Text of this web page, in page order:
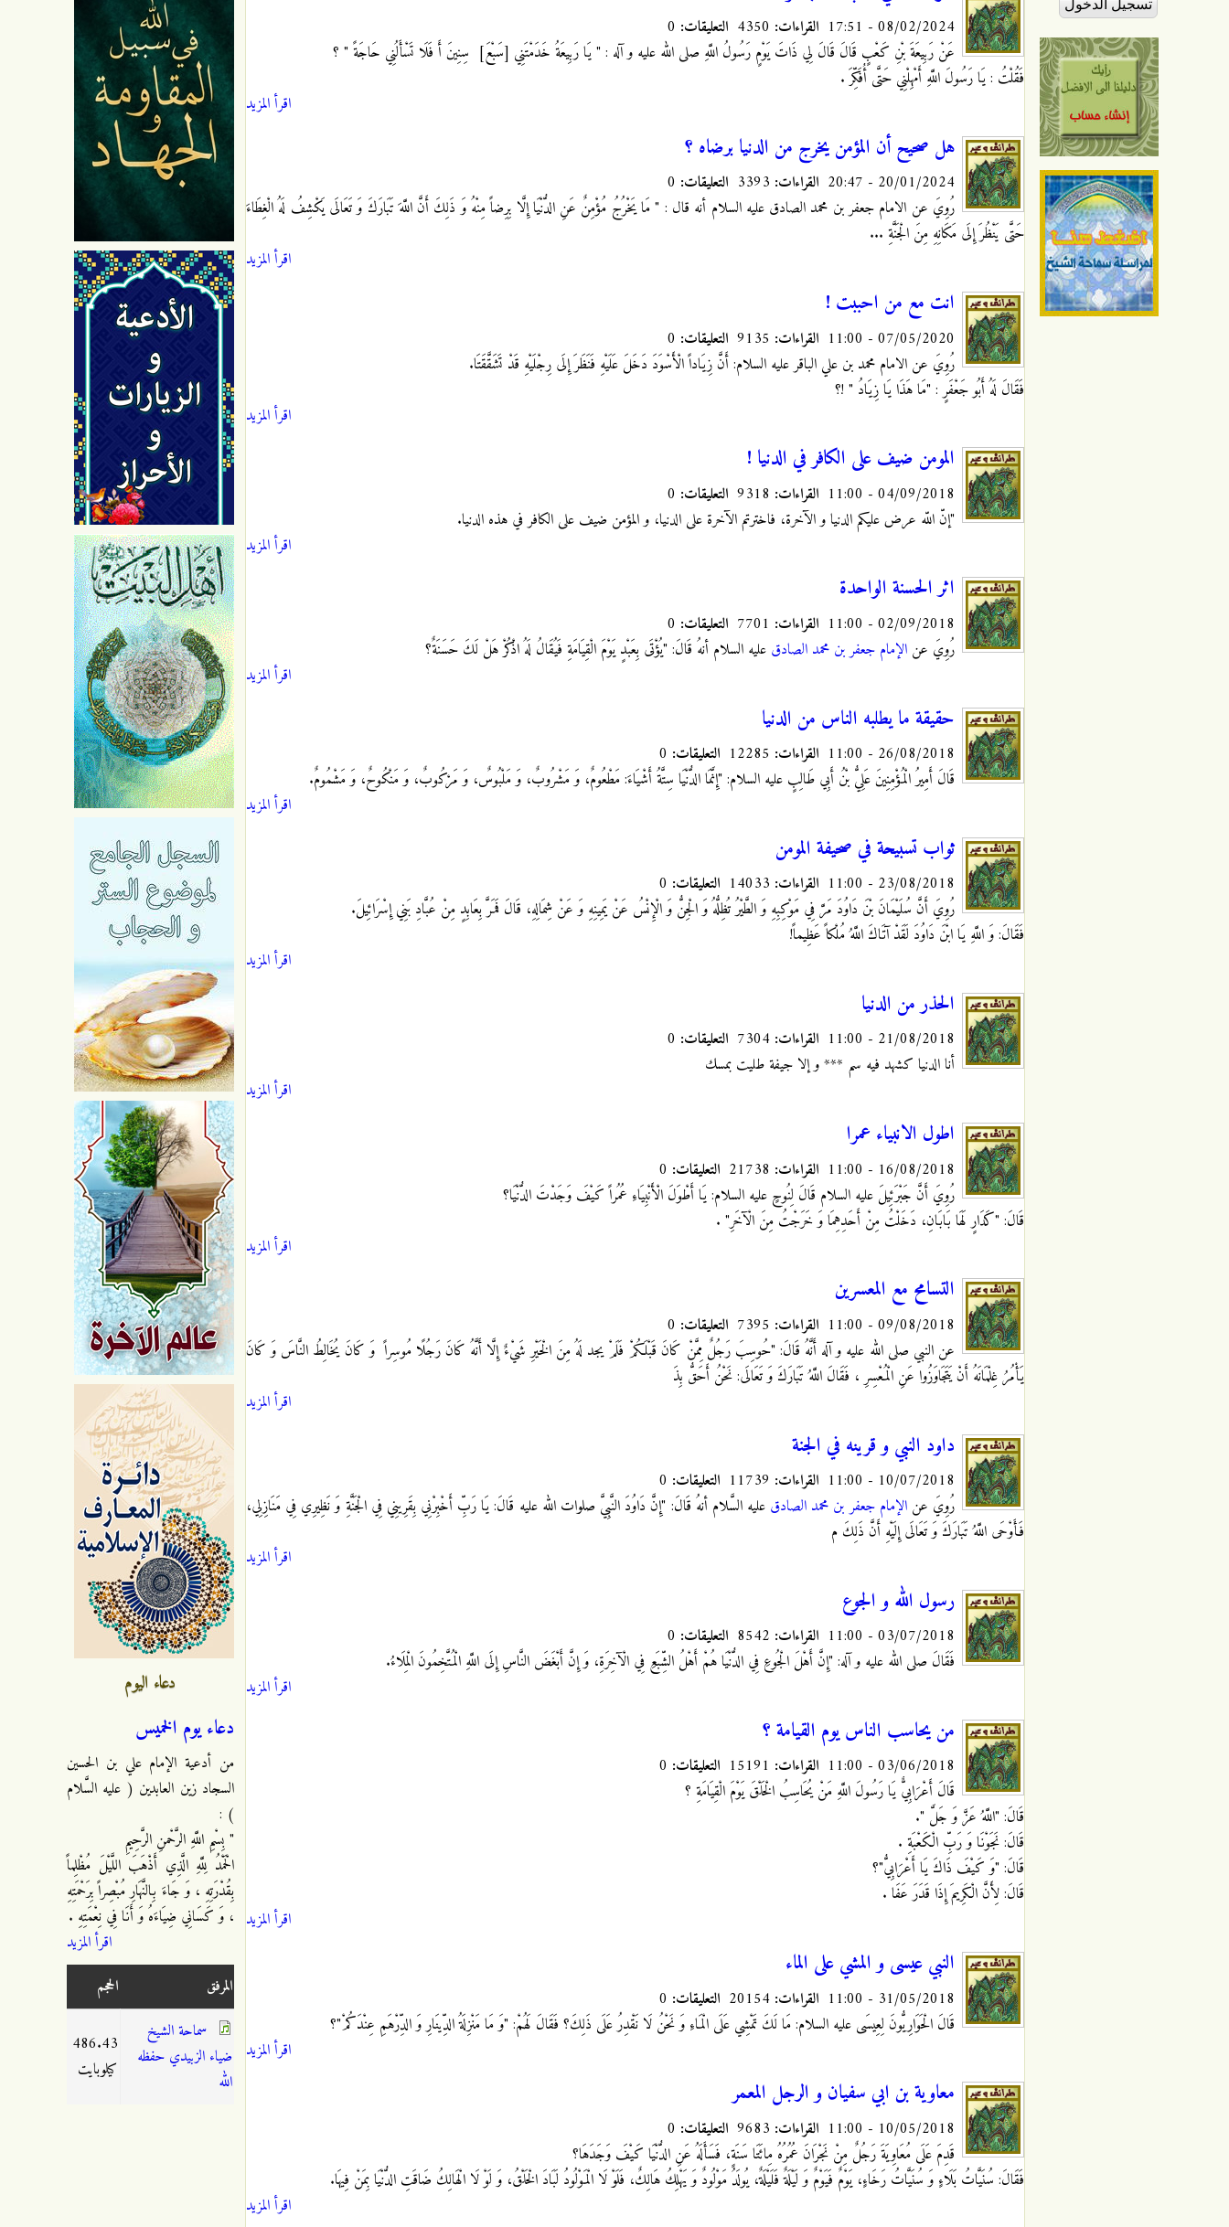
08/02/2024 - 17:51 القراءات: التعليقات:
عَنْ رَبِيعَةَ بْنِ كَعْبٍ قَالَ‏ قَالَ لِي ذَاتَ يَوْمٍ رَسُولُ اللَّهِ صلى الله عليه و آله : " يَا رَبِيعَةُ خَدَمْتَنِي [سَبْعَ‏] سِنِينَ أَ فَلَا تَسْأَلُنِي حَاجَةً " ؟
فَقُلْتُ : يَا رَسُولَ اللَّهِ أَمْهِلْنِي حَتَّى أُفَكِّرَ .
اقرأ المزيد
هل صحيح أن المؤمن يخرج من الدنيا برضاه ؟
20/01/2024 - 20:47 القراءات: التعليقات:
رُوِيَ عن الامام جعفر بن محمد الصادق عليه السلام أنه قال : " مَا يَخْرُجُ مُؤْمِنٌ عَنِ الدُّنْيَا إِلَّا بِرِضاً مِنْهُ وَ ذَلِكَ أَنَّ اللَّهَ تَبَارَكَ وَ تَعَالَى يَكْشِفُ لَهُ الْغِطَاءَ
حَتَّى يَنْظُرَ إِلَى مَكَانِهِ مِنَ الْجَنَّةِ ...
اقرأ المزيد
انت مع من احببت !
07/05/2020 - 11:00 القراءات: التعليقات:
رُوِيَ عن الامام محمد بن علي الباقر عليه السلام: أَنَّ زِيَاداً الْأَسْوَدَ دَخَلَ عَلَيْهِ فَنَظَرَ إِلَى رِجْلَيْهِ قَدْ تَشَقَّقَتَا.
فَقَالَ لَهُ أَبُو جَعْفَرٍ : "مَا هَذَا يَا زِيَادُ " !؟
اقرأ المزيد
المومن ضيف على الكافر في الدنيا !
04/09/2018 - 11:00 القراءات: التعليقات:
"إنّ اللّه عرض عليكم الدنيا و الآخرة، فاخترتم الآخرة على الدنيا، و المؤمن ضيف على الكافر في هذه الدنيا.
اقرأ المزيد
اثر الحسنة الواحدة
02/09/2018 - 11:00 القراءات: التعليقات:
رُوِيَ عن الإمام جعفر بن محمد الصادق عليه السلام أنهُ قَالَ: "يُؤْتَى بِعَبْدٍ يَوْمَ الْقِيَامَةِ فَيُقَالُ لَهُ اذْكُرْ هَلْ لَكَ حَسَنَةٌ؟
اقرأ المزيد
حقيقة ما يطلبه الناس من الدنيا
26/08/2018 - 11:00 القراءات: التعليقات:
قَالَ أَمِيرُ الْمُؤْمِنِينَ عَلِيُّ بْنُ أَبِي طَالِبٍ عليه السلام:‏ "إِنَّمَا الدُّنْيَا سِتَّةُ أَشْيَاءَ: مَطْعُومٌ، وَ مَشْرُوبٌ، وَ مَلْبُوسٌ، وَ مَرْكُوبٌ، وَ مَنْكُوحٌ، وَ مَشْمُومٌ.
اقرأ المزيد
ثواب تسبيحة في صحيفة المومن
23/08/2018 - 11:00 القراءات: التعليقات:
رُوِيَ‏ أَنَّ سُلَيْمَانَ بْنَ دَاوُدَ مَرَّ فِي مَوْكِبِهِ وَ الطَّيْرُ تُظِلُّهُ وَ الْجِنُّ وَ الْإِنْسُ عَنْ يَمِينِهِ وَ عَنْ شِمَالِهِ، قَالَ فَمَرَّ بِعَابِدٍ مِنْ عُبَّادِ بَنِي إِسْرَائِيلَ.
فَقَالَ: وَ اللَّهِ يَا ابْنَ دَاوُدَ لَقَدْ آتَاكَ اللَّهُ مُلْكاً عَظِيماً!
اقرأ المزيد
الحذر من الدنيا
21/08/2018 - 11:00 القراءات: التعليقات:
أنا الدنيا كشهد فيه سم *** و إلا جيفة طليت بمسك
اقرأ المزيد
اطول الانبياء عمرا
16/08/2018 - 11:00 القراءات: التعليقات:
رُوِيَ‏ أَنَّ جَبْرَئِيلَ عليه السلام قَالَ لِنُوحٍ عليه السلام: يَا أَطْوَلَ الْأَنْبِيَاءِ عُمُراً كَيْفَ وَجَدْتَ الدُّنْيَا؟
قَالَ: "كَدَارٍ لَهَا بَابَانِ، دَخَلْتُ مِنْ أَحَدِهِمَا وَ خَرَجْتُ مِنَ الْآخَرِ" .
اقرأ المزيد
التسامح مع المعسرين
09/08/2018 - 11:00 القراءات: التعليقات:
عن النبي صلى الله عليه و آله أَنَّهُ قَالَ:‏ "حُوسِبَ رَجُلٌ مِمَّنْ كَانَ قَبْلَكُمْ فَلَمْ يجد لَهُ مِنَ الْخَيْرِ شَيْ‏ءٌ إِلَّا أَنَّهُ كَانَ رَجُلًا مُوسِراً وَ كَانَ يُخَالِطُ النَّاسَ وَ كَانَ
يَأْمُرُ غِلْمَانَهُ أَنْ يَتَجَاوَزُوا عَنِ الْمُعْسِرِ ، فَقَالَ اللَّهُ تَبَارَكَ وَ تَعَالَى: نَحْنُ أَحَقُّ بِذَ
اقرأ المزيد
داود النبي و قرينه في الجنة
10/07/2018 - 11:00 القراءات: التعليقات:
رُوِيَ عنالإمام جعفر بن محمد الصادق عليه السَّلام أنهُ قَالَ: "إِنَّ دَاوُدَ النَّبِيَّ صلوات الله عليه‏ قَالَ: يَا رَبِّ أَخْبِرْنِي بِقَرِينِي فِي الْجَنَّةِ وَ نَظِيرِي فِي مَنَازِلِي،
فَأَوْحَى اللَّهُ تَبَارَكَ وَ تَعَالَى إِلَيْهِ أَنَّ ذَلِكَ م
اقرأ المزيد
رسول الله و الجوع
03/07/2018 - 11:00 القراءات: التعليقات:
فَقَالَ صلى الله عليه و آله: "إِنَّ أَهْلَ الْجُوعِ فِي الدُّنْيَا هُمْ أَهْلُ الشِّبَعِ فِي الْآخِرَةِ، وَ إِنَّ أَبْغَضَ النَّاسِ إِلَى اللَّهِ الْمُتَّخِمُونَ‏ الْمِلَاءُ.
اقرأ المزيد
من يحاسب الناس يوم القيامة ؟
03/06/2018 - 11:00 القراءات: التعليقات:
قَالَ أَعْرَابِيٌّ يَا رَسُولَ اللَّهِ مَنْ يُحَاسِبُ الْخَلْقَ يَوْمَ الْقِيَامَةِ ؟
قَالَ: "اللَّهُ عَزَّ وَ جَلَّ ".
قَالَ: نَجَوْنَا وَ رَبِّ الْكَعْبَةِ .
قَالَ: "وَ كَيْفَ ذَاكَ يَا أَعْرَابِيُّ"؟
قَالَ: لِأَنَّ الْكَرِيمَ إِذَا قَدَرَ عَفَا .
اقرأ المزيد
النبي عيسى و المشي على الماء
31/05/2018 - 11:00 القراءات: التعليقات:
قَالَ الْحَوَارِيُّونَ لِعِيسَى عليه السلام: مَا لَكَ تَمْشِي عَلَى الْمَاءِ وَ نَحْنُ لَا نَقْدِرُ عَلَى ذَلِكَ؟ فَقَالَ لَهُمْ: "وَ مَا مَنْزِلَةُ الدِّينَارِ وَ الدِّرْهَمِ عِنْدَكُمْ"؟
اقرأ المزيد
معاوية بن ابي سفيان و الرجل المعمر
10/05/2018 - 11:00 القراءات: التعليقات:
قَدِمَ عَلَى مُعَاوِيَةَ رَجُلٌ مِنْ نَجْرَانَ عُمُرُهُ مِائَتَا سَنَةٍ، فَسَأَلَهُ عَنِ الدُّنْيَا كَيْفَ وَجَدَهَا؟
فَقَالَ: سُنَيَّاتُ بَلَاءٍ وَ سُنَيَّاتُ رَخَاءٍ، يَوْمٌ فَيَوْمٌ وَ لَيْلَةٌ فَلَيْلَةٌ، يُولَدُ مَوْلُودٌ وَ يَهْلِكُ هَالِكٌ، فَلَوْ لَا الْمَوْلُودُ لَبَادَ الْخَلْقُ، وَ لَوْ لَا الْهَالِكُ ضَاقَتِ الدُّنْيَا بِمَنْ فِيهَا.
اقرأ المزيد
دعاء اليوم
دعاء يوم الخميس
من أدعية الإمام علي بن الحسين
السجاد زين العابدين ( عليه السَّلام
) :
" بِسْمِ اللَّهِ الرَّحْمنِ الرَّحِيمِ
الْحَمْدُ لِلَّهِ الَّذِي أَذْهَبَ اللَّيْلَ مُظْلِماً
بِقُدْرَتِهِ ، وَ جَاءَ بِالنَّهَارِ مُبْصِراً بِرَحْمَتِهِ
، وَ كَسَانِي ضِيَاءَهُ وَ أَنَا فِي نِعْمَتِهِ .
اقرأ المزيد
المرفق
الحجم
سماحة الشيخ
ضياء الزبيدي حفظه
الله
486.43
كيلوبايت